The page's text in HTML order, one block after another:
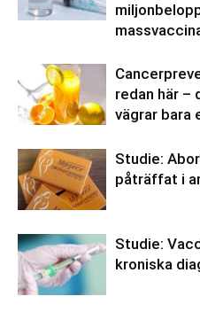
redan här –
vägrar bara
Studie:
påträffat i
Studie:
kroniska